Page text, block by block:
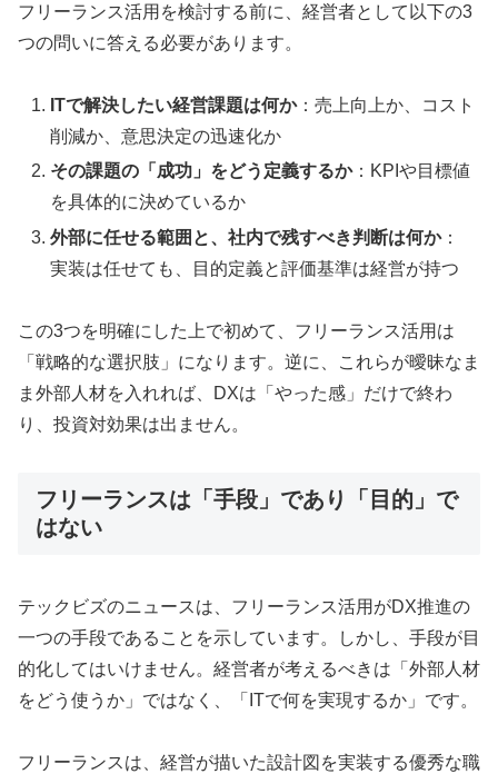
フリーランス活用を検討する前に、経営者として以下の3
つの問いに答える必要があります。
ITで解決したい経営課題は何か：売上向上か、コスト
削減か、意思決定の迅速化か
その課題の「成功」をどう定義するか：KPIや目標値
を具体的に決めているか
外部に任せる範囲と、社内で残すべき判断は何か：
実装は任せても、目的定義と評価基準は経営が持つ
この3つを明確にした上で初めて、フリーランス活用は
「戦略的な選択肢」になります。逆に、これらが曖昧なま
ま外部人材を入れれば、DXは「やった感」だけで終わ
り、投資対効果は出ません。
フリーランスは「手段」であり「目的」で
はない
テックビズのニュースは、フリーランス活用がDX推進の
一つの手段であることを示しています。しかし、手段が目
的化してはいけません。経営者が考えるべきは「外部人材
をどう使うか」ではなく、「ITで何を実現するか」です。
フリーランスは、経営が描いた設計図を実装する優秀な職